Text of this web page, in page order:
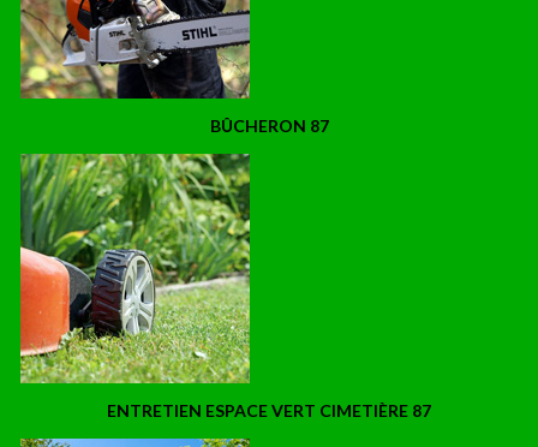
BÛCHERON 87
ENTRETIEN ESPACE VERT CIMETIÈRE 87